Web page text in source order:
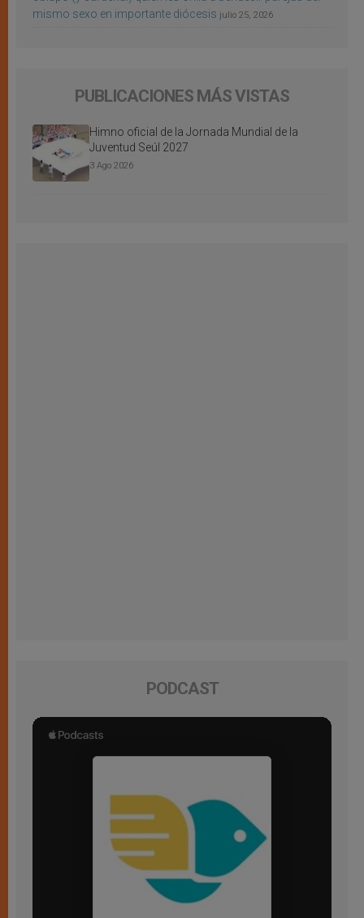
mismo sexo en importante diócesis julio 25, 2026
PUBLICACIONES MÁS VISTAS
Himno oficial de la Jornada Mundial de la
Juventud Seúl 2027
3 Ago 2026
PODCAST